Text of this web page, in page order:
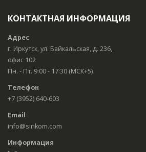
КОНТАКТНАЯ ИНФОРМАЦИЯ
Адрес
г. Иркутск, ул. Байкальская, д. 236,
офис 102
Пн. - Пт. 9:00 - 17:30 (МСК+5)
Телефон
+7 (3952) 640-603
Email
info@sinkom.com
Информация